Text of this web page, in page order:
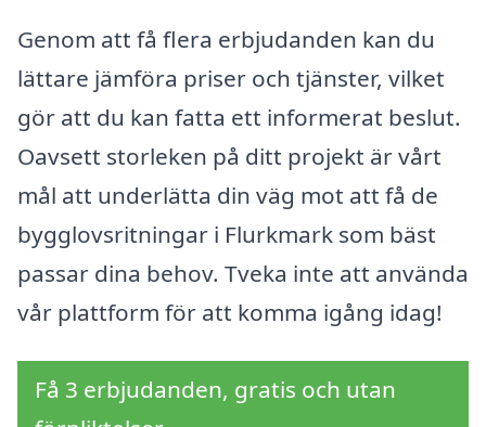
Genom att få flera erbjudanden kan du
lättare jämföra priser och tjänster, vilket
gör att du kan fatta ett informerat beslut.
Oavsett storleken på ditt projekt är vårt
mål att underlätta din väg mot att få de
bygglovsritningar i Flurkmark som bäst
passar dina behov. Tveka inte att använda
vår plattform för att komma igång idag!
Få 3 erbjudanden, gratis och utan